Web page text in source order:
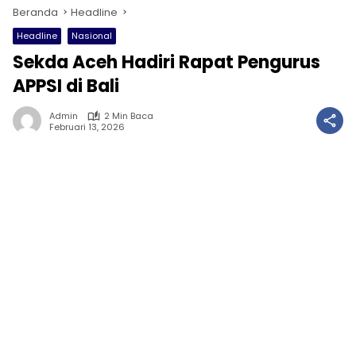
Beranda Headline
Headline Nasional
Sekda Aceh Hadiri Rapat Pengurus
APPSI di Bali
Admin
2 Min Baca
Februari 13, 2026